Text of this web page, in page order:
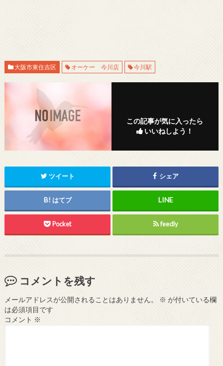
大阪市東住吉区 オーケー 今川店 今川駅
この記事が気に入ったら
いいねしよう！
ツイート シェア
はてブ
Pocket feedly
コメントを残す
メールアドレスが公開されることはありません。 ※ が付いている欄
は必須項目です
コメント ※